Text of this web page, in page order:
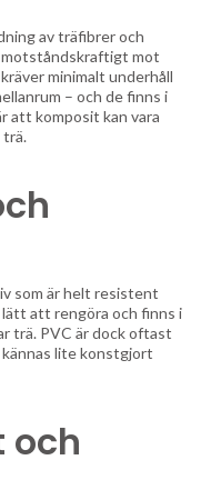
av träfibrer och
mot
minimalt underhåll
– och de finns i
att komposit kan vara
trä.
som är helt resistent
att rengöra och finns i
trä. PVC är dock oftast
lite konstgjort
och